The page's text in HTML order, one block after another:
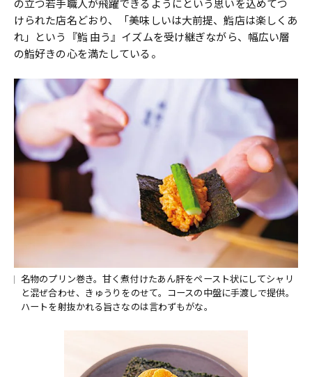
の立つ若手職人が飛躍できるようにという思いを込めてつ
けられた店名どおり、「美味しいは大前提、鮨店は楽しくあ
れ」という『鮨 由う』イズムを受け継ぎながら、幅広い層
の鮨好きの心を満たしている。
名物のプリン巻き。甘く煮付けたあん肝をペースト状にしてシャリ
と混ぜ合わせ、きゅうりをのせて。コースの中盤に手渡しで提供。
ハートを射抜かれる旨さなのは言わずもがな。